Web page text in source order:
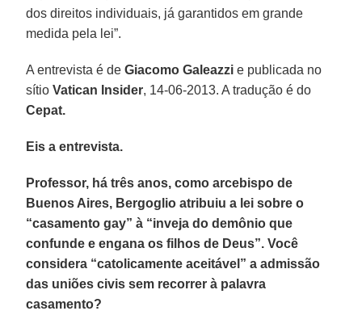
dos direitos individuais, já garantidos em grande
medida pela lei”.
A entrevista é deGiacomo Galeazzi e publicada no
sítioVatican Insider, 14-06-2013. A tradução é do
Cepat.
Eis a entrevista.
Professor, há três anos, como arcebispo de
Buenos Aires, Bergoglio atribuiu a lei sobre o
“casamento gay” à “inveja do demônio que
confunde e engana os filhos de Deus”. Você
considera “catolicamente aceitável” a admissão
das uniões civis sem recorrer à palavra
casamento?